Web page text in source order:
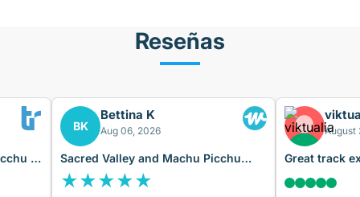
Reseñas
4
BK
Bettina K
Aug 06, 2026
Sacred Valley and Machu Picchu
Tour 2 days
★★★★★
August
Great track